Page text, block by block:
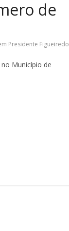
de
Presidente Figueiredo
Município de